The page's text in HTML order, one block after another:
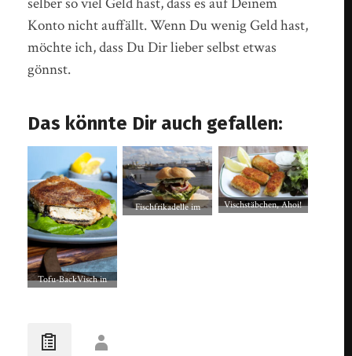
Konto nicht auffällt. Wenn Du wenig Geld hast,
möchte ich, dass Du Dir lieber selbst etwas
gönnst.
Das könnte Dir auch gefallen:
Tofu-BackVisch in
Fischfrikadelle im
Vischstäbchen, Ahoi!